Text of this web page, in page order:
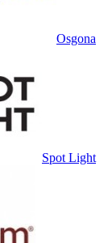
Osgona
Spot Light